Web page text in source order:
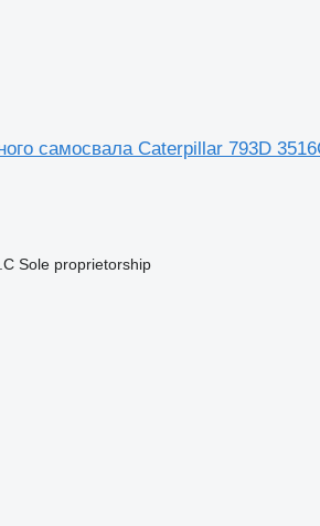
самосвала Caterpillar 793D
Sole proprietorship